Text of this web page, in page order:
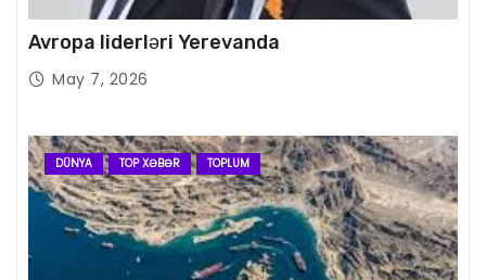
Avropa liderləri Yerevanda
May 7, 2026
DÜNYA TOP XƏBƏR TOPLUM